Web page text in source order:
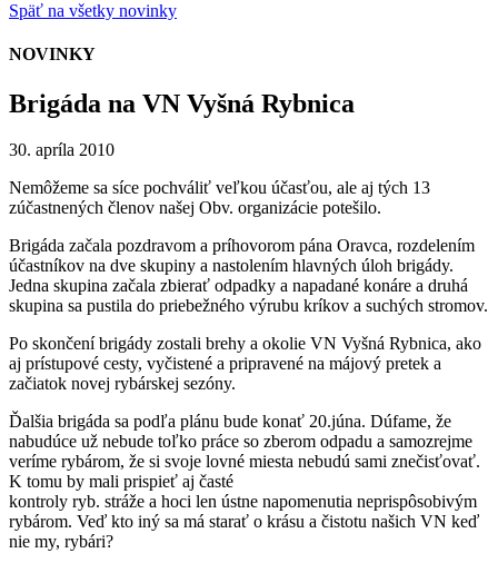
Späť na všetky novinky
NOVINKY
Brigáda na VN Vyšná Rybnica
30. apríla 2010
Nemôžeme sa síce pochváliť veľkou účasťou, ale aj tých 13
zúčastnených členov našej Obv. organizácie potešilo.
Brigáda začala pozdravom a príhovorom pána Oravca, rozdelením
účastníkov na dve skupiny a nastolením hlavných úloh brigády.
Jedna skupina začala zbierať odpadky a napadané konáre a druhá
skupina sa pustila do priebežného výrubu kríkov a suchých stromov.
Po skončení brigády zostali brehy a okolie VN Vyšná Rybnica, ako
aj prístupové cesty, vyčistené a pripravené na májový pretek a
začiatok novej rybárskej sezóny.
Ďalšia brigáda sa podľa plánu bude konať 20.júna. Dúfame, že
nabudúce už nebude toľko práce so zberom odpadu a samozrejme
veríme rybárom, že si svoje lovné miesta nebudú sami znečisťovať.
K tomu by mali prispieť aj časté
kontroly ryb. stráže a hoci len ústne napomenutia neprispôsobivým
rybárom. Veď kto iný sa má starať o krásu a čistotu našich VN keď
nie my, rybári?